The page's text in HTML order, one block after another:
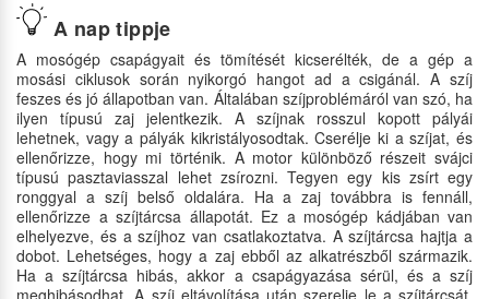
A nap tippje
A mosógép csapágyait és tömítését kicserélték, de a gép a
mosási ciklusok során nyikorgó hangot ad a csigánál. A szíj
feszes és jó állapotban van. Általában szíjproblémáról van szó, ha
ilyen típusú zaj jelentkezik. A szíjnak rosszul kopott pályái
lehetnek, vagy a pályák kikristályosodtak. Cserélje ki a szíjat, és
ellenőrizze, hogy mi történik. A motor különböző részeit svájci
típusú pasztaviasszal lehet zsírozni. Tegyen egy kis zsírt egy
ronggyal a szíj belső oldalára. Ha a zaj továbbra is fennáll,
ellenőrizze a szíjtárcsa állapotát. Ez a mosógép kádjában van
elhelyezve, és a szíjhoz van csatlakoztatva. A szíjtárcsa hajtja a
dobot. Lehetséges, hogy a zaj ebből az alkatrészből származik.
Ha a szíjtárcsa hibás, akkor a csapágyazása sérül, és a szíj